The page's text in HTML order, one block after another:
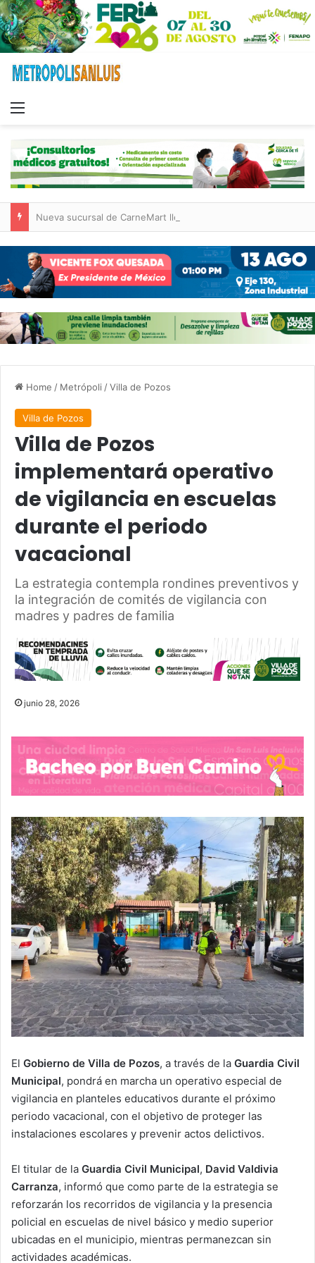
Home / Metrópoli /Villa de Pozos
Villa de Pozos
Villa de Pozos
implementará operativo
de vigilancia en escuelas
durante el periodo
vacacional
La estrategia contempla rondines preventivos y
la integración de comités de vigilancia con
madres y padres de familia
junio 28, 2026
El Gobierno de Villa de Pozos, a través de la Guardia Civil
Municipal, pondrá en marcha un operativo especial de
vigilancia en planteles educativos durante el próximo
periodo vacacional, con el objetivo de proteger las
instalaciones escolares y prevenir actos delictivos.
El titular de la Guardia Civil Municipal, David Valdivia
Carranza, informó que como parte de la estrategia se
reforzarán los recorridos de vigilancia y la presencia
policial en escuelas de nivel básico y medio superior
ubicadas en el municipio, mientras permanezcan sin
actividades académicas.